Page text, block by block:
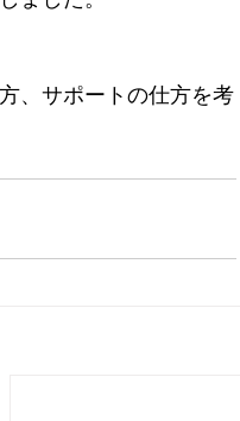
、サポートの仕方を考